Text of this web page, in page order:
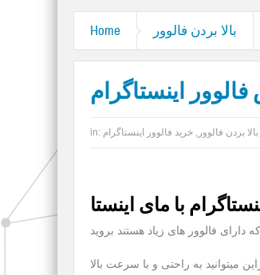
Home بالا بردن فالوور
اینستاگرام
in: بالا بردن فالوور , خرید فالوور اینستاگرام
میتوانید به راحتی و با سرعت بالا